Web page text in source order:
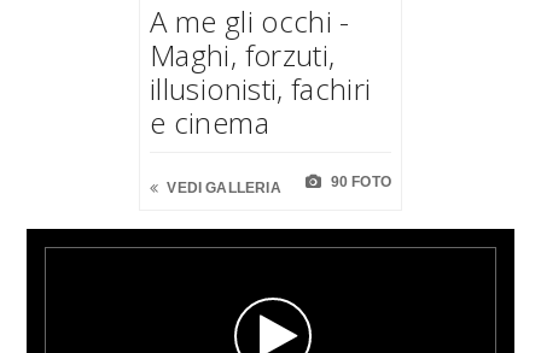
A me gli occhi -
Maghi, forzuti,
illusionisti, fachiri
e cinema
VEDI GALLERIA 90 FOTO